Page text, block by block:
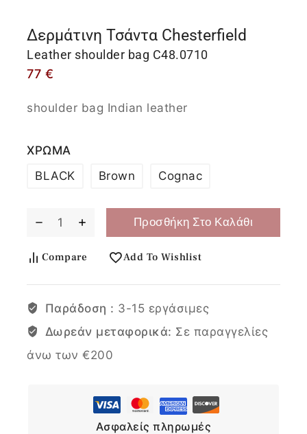
Δερμάτινη Τσάντα Chesterfield
Leather shoulder bag C48.0710
77 €
shoulder bag Indian leather
ΧΡΩΜΑ
BLACK
Brown Cognac
Προσθήκη Στο Καλάθι
Compare Add To Wishlist
Παράδοση : 3-15 εργάσιμες
Δωρεάν μεταφορικά: Σε παραγγελίες
άνω των €200
Ασφαλείς πληρωμές